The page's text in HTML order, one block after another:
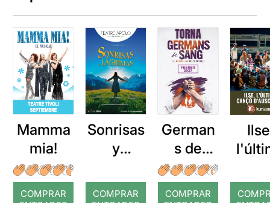
Mamma
mia!
COMPRAR
Sonrisas
y
COMPRAR
German
s de
sang
COMPRAR